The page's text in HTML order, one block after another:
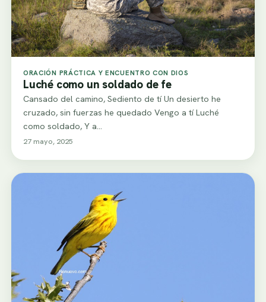
ORACIÓN PRÁCTICA Y ENCUENTRO CON DIOS
Luché como un soldado de fe
Cansado del camino, Sediento de tí Un desierto he
cruzado, sin fuerzas he quedado Vengo a tí Luché
como soldado, Y a…
27 mayo, 2025